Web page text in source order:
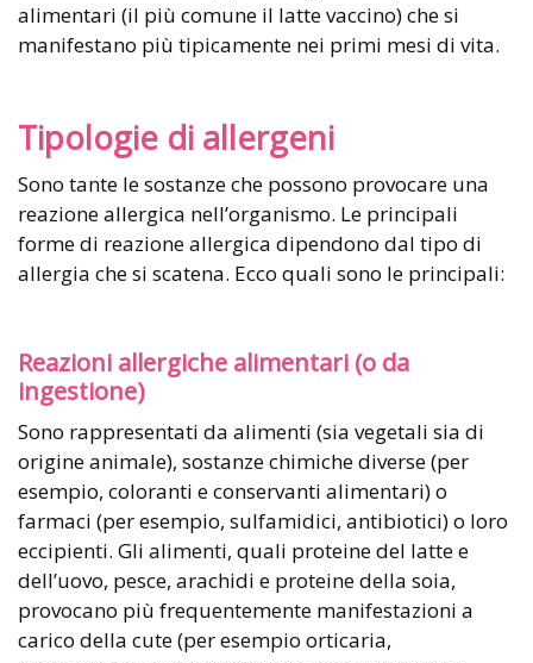
alimentari (il più comune il latte vaccino) che si
manifestano più tipicamente nei primi mesi di vita.
Tipologie di allergeni
Sono tante le sostanze che possono provocare una
reazione allergica nell’organismo. Le principali
forme di reazione allergica dipendono dal tipo di
allergia che si scatena. Ecco quali sono le principali:
Reazioni allergiche alimentari (o da
ingestione)
Sono rappresentati da alimenti (sia vegetali sia di
origine animale), sostanze chimiche diverse (per
esempio, coloranti e conservanti alimentari) o
farmaci (per esempio, sulfamidici, antibiotici) o loro
eccipienti. Gli alimenti, quali proteine del latte e
dell’uovo, pesce, arachidi e proteine della soia,
provocano più frequentemente manifestazioni a
carico della cute (per esempio orticaria,